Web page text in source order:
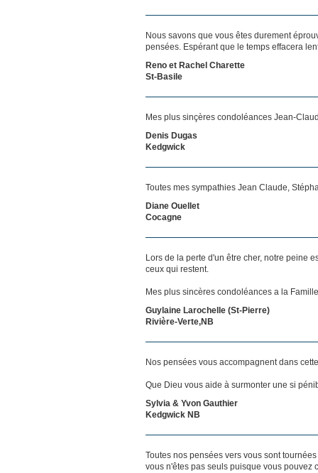
Nous savons que vous êtes durement
pensées. Espérant que le temps effacera
Reno et Rachel Charette
St-Basile
Mes plus sinçères condoléances Jean-
Denis Dugas
Kedgwick
Toutes mes sympathies Jean Claude,
Diane Ouellet
Cocagne
Lors de la perte d'un être cher, notre peine
ceux qui restent.
Mes plus sincères condoléances a la Famille
Guylaine Larochelle (St-Pierre)
Rivière-Verte,NB
Nos pensées vous accompagnent dans
Que Dieu vous aide à surmonter une si
Sylvia & Yvon Gauthier
Kedgwick NB
Toutes nos pensées vers vous sont
vous n'êtes pas seuls puisque vous pouvez